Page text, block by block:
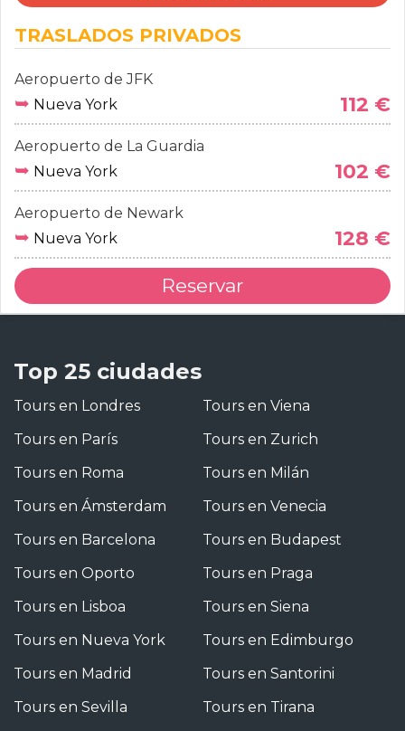
TRASLADOS PRIVADOS
Aeropuerto de JFK
➥ Nueva York 112 €
Aeropuerto de La Guardia
➥ Nueva York 102 €
Aeropuerto de Newark
➥ Nueva York 128 €
Reservar
Top 25 ciudades
Tours en Londres
Tours en París
Tours en Roma
Tours en Ámsterdam
Tours en Barcelona
Tours en Oporto
Tours en Lisboa
Tours en Nueva York
Tours en Madrid
Tours en Sevilla
Tours en Viena
Tours en Zurich
Tours en Milán
Tours en Venecia
Tours en Budapest
Tours en Praga
Tours en Siena
Tours en Edimburgo
Tours en Santorini
Tours en Tirana